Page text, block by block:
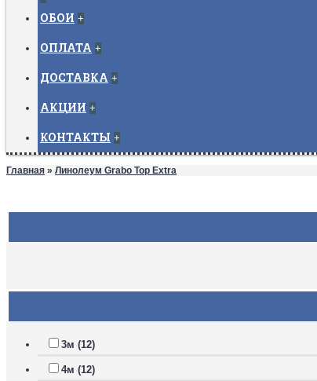
ОБОИ +
ОПЛАТА +
ДОСТАВКА +
АКЦИИ +
КОНТАКТЫ +
Главная » Линолеум Grabo Top Extra
3м (12)
4м (12)